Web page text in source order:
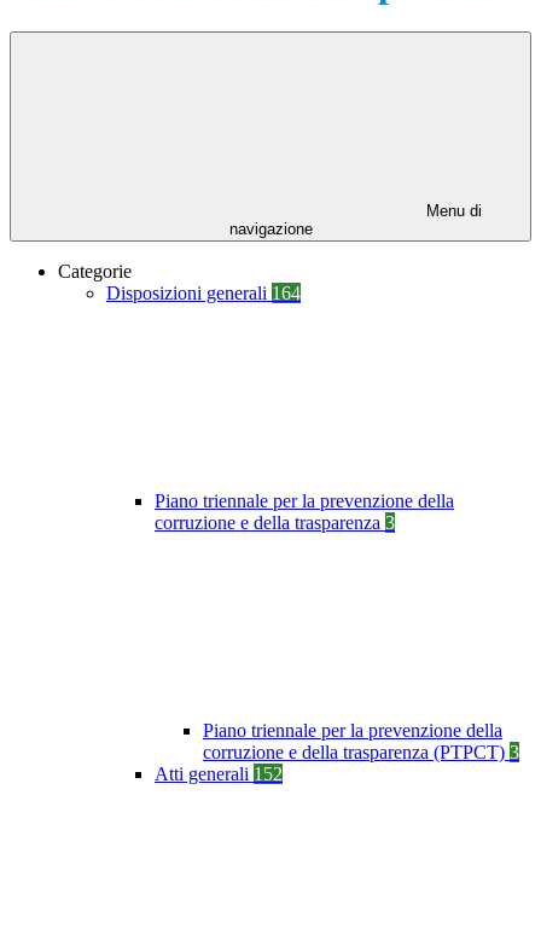
Menu di
navigazione
Categorie
Disposizioni generali 164
Piano triennale per la prevenzione della
corruzione e della trasparenza 3
Piano triennale per la prevenzione della
corruzione e della trasparenza (PTPCT) 3
Atti generali 152